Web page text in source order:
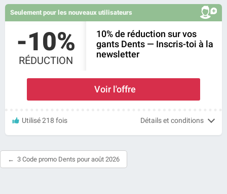
Seulement pour les nouveaux utilisateurs
-10%
RÉDUCTION
10% de réduction sur vos
gants Dents — Inscris-toi à la
newsletter
Voir l'offre
Utilisé 218 fois Détails et conditions
3 Code promo Dents pour août 2026